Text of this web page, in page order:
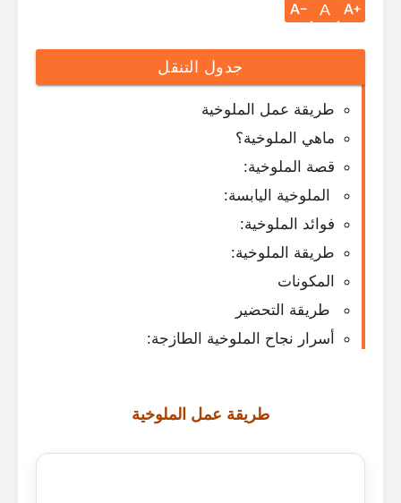
A
جدول التنقل
طريقة عمل الملوخية
ماهي الملوخية؟
قصة الملوخية:
الملوخية اليابسة:
فوائد الملوخية:
طريقة الملوخية:
المكونات
طريقة التحضير
أسرار نجاح الملوخية الطازجة:
طريقة عمل الملوخية